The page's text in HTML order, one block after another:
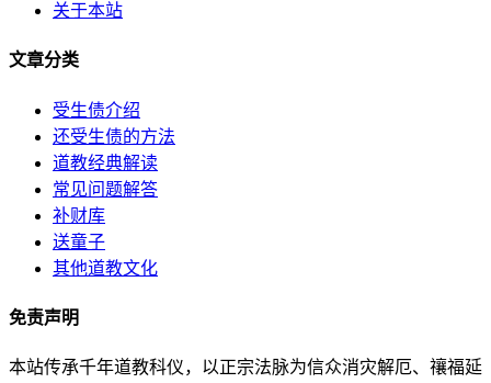
关于本站
文章分类
受生债介绍
还受生债的方法
道教经典解读
常见问题解答
补财库
送童子
其他道教文化
免责声明
本站传承千年道教科仪，以正宗法脉为信众消灾解厄、禳福延